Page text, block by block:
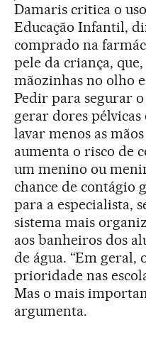
Damaris critica o
Educação Infantil,
comprado na
pele da criança,
mãozinhas no olho
Pedir para segurar
gerar dores
lavar menos as
aumenta o risco de
um menino ou
chance de contágio
para a especialista,
sistema mais
aos banheiros dos
de água. “Em
prioridade nas
Mas o mais
argumenta.